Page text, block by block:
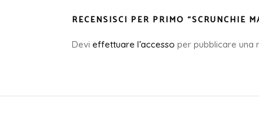
RECENSISCI PER PRIMO “SCRUNCHIE
Devi effettuare l’accesso per pubblicare una